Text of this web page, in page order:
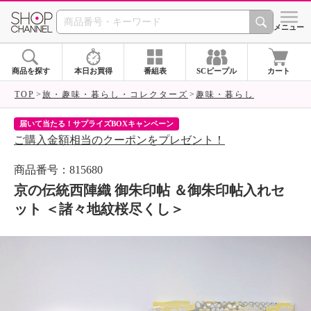
SHOP CHANNEL シメニュー
商品を探す 本日お買得 番組表 SCピープル カート
TOP 旅・趣味・暮らし・コレクターズ 趣味・暮らし
届いて当たる！サプライズBOXキャンペーン
ご購入金額相当のクーポンをプレゼント！
商品番号：815680
京の伝統西陣織 御朱印帖 ＆御朱印帖入れセ
ット ＜諸々地紋桜尽くし＞